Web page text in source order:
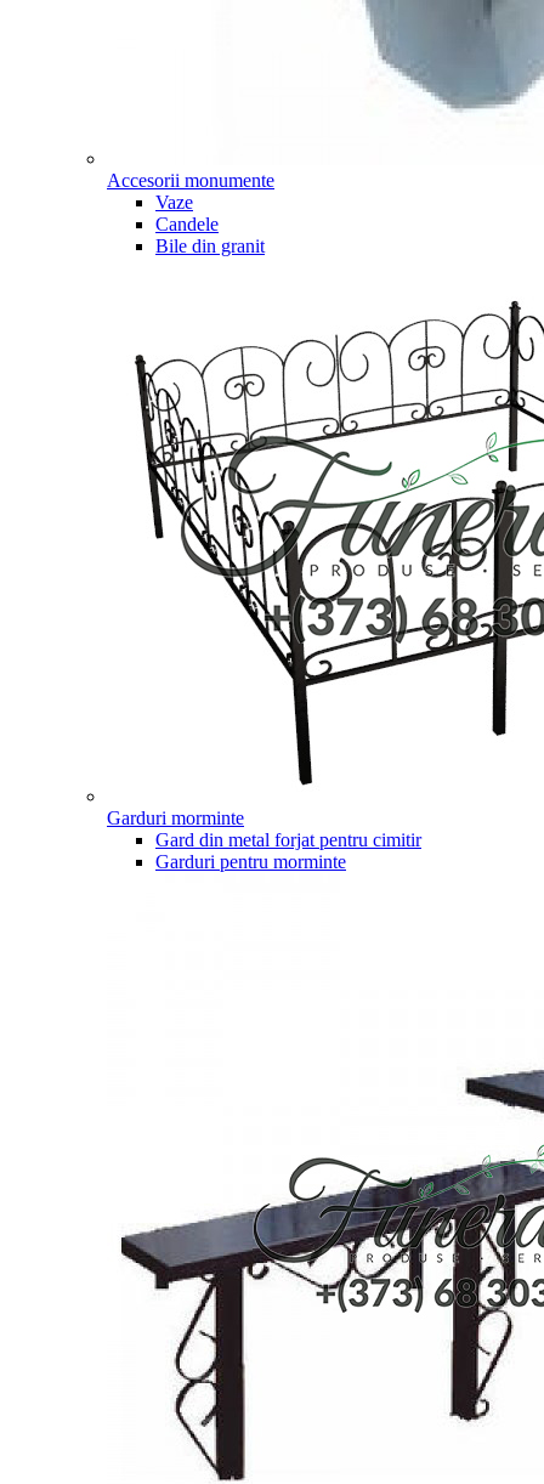
Accesorii monumente
Vaze
Candele
Bile din granit
Garduri morminte
Gard din metal forjat pentru cimitir
Garduri pentru morminte